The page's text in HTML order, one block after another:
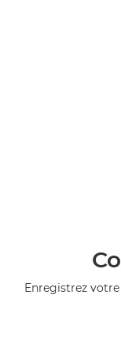
Enregistrez